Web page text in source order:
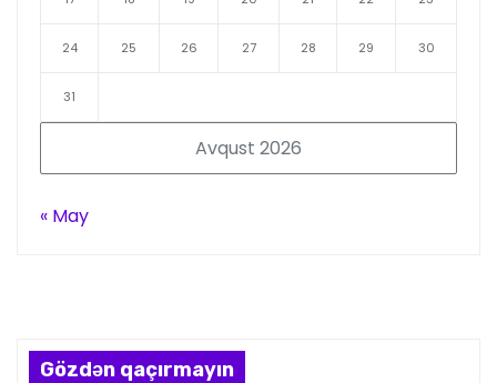
Avqust 2026
24 25 26 27 28 29 30
31
« May
Gözdən qaçırmayın